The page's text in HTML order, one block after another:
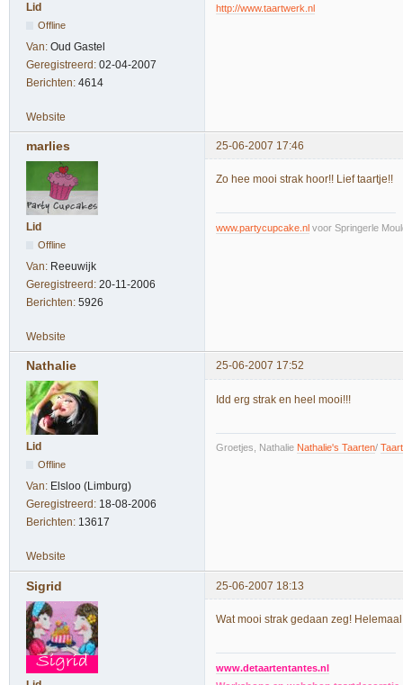
Lid
Offline
Van: Oud Gastel
Geregistreerd: 02-04-2007
Berichten: 4614
http://www.taartwerk.nl
Website
marlies 25-06-2007 17:46
Lid
Offline
Van: Reeuwijk
Geregistreerd: 20-11-2006
Berichten: 5926
Zo hee mooi strak hoor!! Lief taartje!!
www.partycupcake.nl voor Springerle
Website
Nathalie 25-06-2007 17:52
Lid
Offline
Van: Elsloo (Limburg)
Geregistreerd: 18-08-2006
Berichten: 13617
Idd erg strak en heel mooi!!!
Groetjes, Nathalie Nathalie's Taarten/
Website
Sigrid 25-06-2007 18:13
Wat mooi strak gedaan zeg!
www.detaartentantes.nl